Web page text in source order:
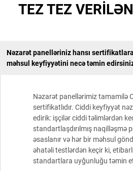
TEZ TEZ
Nəzarət panelləriniz hansı
məhsul keyfiyyətini necə təmin
Nəzarət panellərimiz tamamilə
sertifikatlıdır. Ciddi keyfiyyət
edirik: işçilər ciddi təlimlərdən
standartlaşdırılmış naqilləşmə
əsaslanır və hər bir məhsul
əhatəli testlərdən keçir ki,
standartlara uyğunluğu təmin